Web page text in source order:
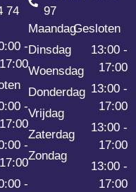
74
-
17:00
-
17:00
-
17:00
-
97
Maandag
Dinsdag
Woensdag
Donderdag
Vrijdag
Zaterdag
Zondag
Gesloten
13:00 -
17:00
13:00 -
17:00
13:00 -
17:00
13:00 -
17:00